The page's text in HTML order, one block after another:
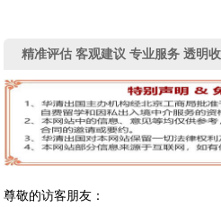
精准评估 客观建议 专业服务 透明
尊敬的访客朋友：